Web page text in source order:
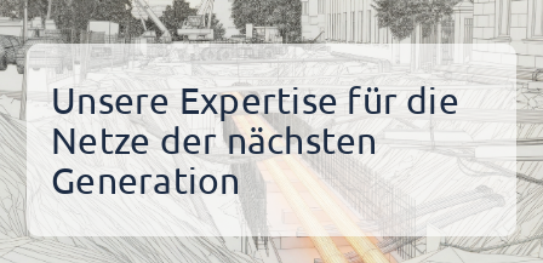
Netze
Projekte
Unsere Expertise für die
Netze der nächsten
Generation